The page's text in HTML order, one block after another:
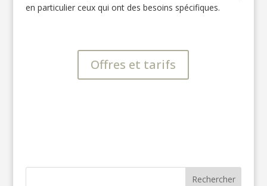
en particulier ceux qui ont des besoins spécifiques.
Offres et tarifs
Rechercher